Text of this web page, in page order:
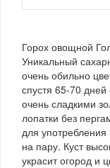
Горох овощной
Уникальный
очень обильно
спустя 65-70
очень сладкими
лопатки без
для
на пару. Куст
украсит огород и